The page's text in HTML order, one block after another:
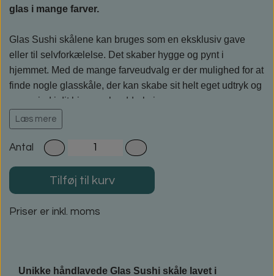
glas i mange farver.
Glas Sushi skålene kan bruges som en eksklusiv gave
eller til selvforkælelse. Det skaber hygge og pynt i
hjemmet. Med de mange farveudvalg er der mulighed for at
finde nogle glasskåle, der kan skabe sit helt eget udtryk og
passe ind i dit hjem og borddækning.
Brug skålen til små snacks, salt eller til Soya eller lign. til
sushi‘en.
7,5-8cm og højden er ca. 2cm. Dog er hver farve rimelig
ens i størrelsen (de 4 sammensatte skåle).
Skålene har ikke en hel flad bund og kan derfor evt.
Læs mere
Antal
Tilføj til kurv
Priser er inkl. moms
Unikke håndlavede Glas Sushi skåle lavet i